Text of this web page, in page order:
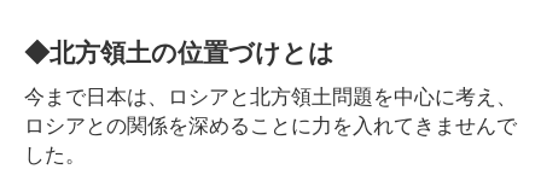
◆北方領土の位置づけとは
今まで日本は、ロシアと北方領土問題を中心に考え、
ロシアとの関係を深めることに力を入れてきませんで
した。